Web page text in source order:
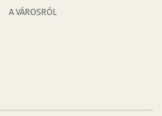
A VÁROSRÓL